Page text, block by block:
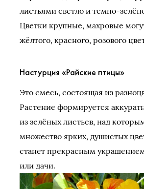
листьями светло и темно-
Цветки крупные, махровые
жёлтого, красного, розового
Настурция «Райские птицы»
Это смесь, состоящая из
Растение формируется
из зелёных листьев, над
множество ярких, душистых
станет прекрасным
или дачи.